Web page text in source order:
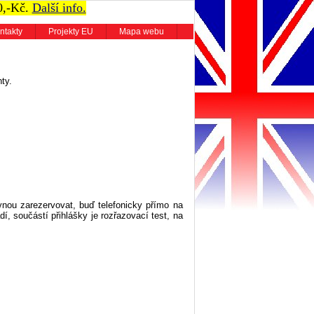
Kč. Další info.
Projekty EU Mapa webu
zarezervovat, buď telefonicky přímo na
součástí přihlášky je rozřazovací test, na